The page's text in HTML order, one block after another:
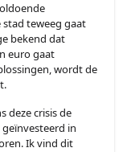
teweeg gaat
bekend dat
euro gaat
wordt de
deze crisis de
in
Ik vind dit